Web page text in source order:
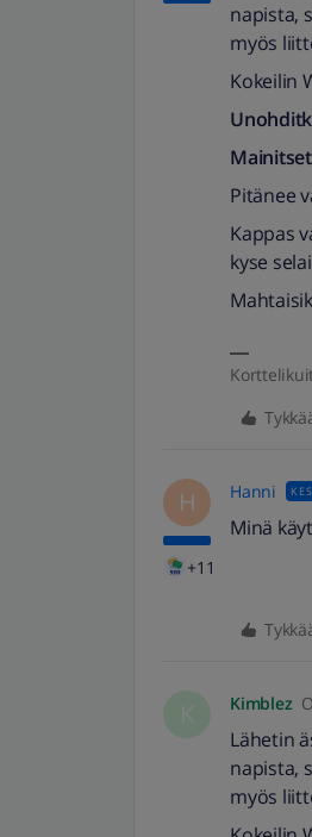
napista,
myös
Kokeilin
Pitänee
Kappas
kyse
H
+11
Hanni
Minä
Kimblez
Lähetin
napista,
myös